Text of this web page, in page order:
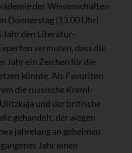
der Wissenschaften
Donnerstag (13.00 Uhr)
Jahr den Literatur-
vermuten, dass die
Jahr ein Zeichen für die
könnte. Als Favoriten
die russische Kreml-
und der britische
gehandelt, der wegen
jahrelang an geheimen
Jahr einen